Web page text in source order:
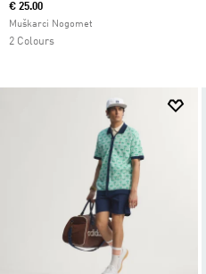
€ 25.00
Muškarci Nogomet
2 Colours